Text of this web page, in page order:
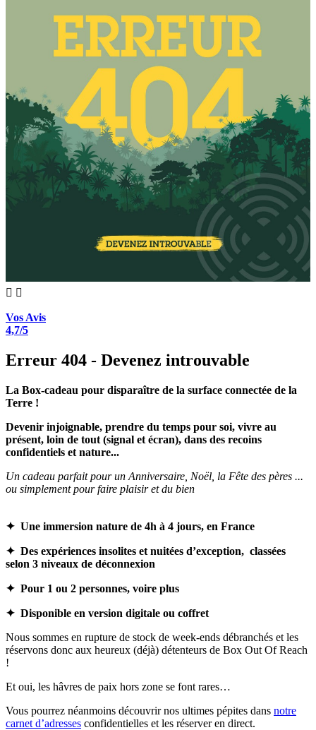
 
Vos Avis
4,7/5
Erreur 404 - Devenez introuvable
La Box-cadeau pour disparaître de la surface connectée de la
Terre !
Devenir injoignable, prendre du temps pour soi, vivre au
présent, loin de tout (signal et écran), dans des recoins
confidentiels et nature...
Un cadeau parfait pour un Anniversaire, Noël, la Fête des pères ...
ou simplement pour faire plaisir et du bien
✦ Une immersion nature de 4h à 4 jours, en France
✦ Des expériences insolites et nuitées d’exception, classées
selon 3 niveaux de déconnexion
✦ Pour 1 ou 2 personnes, voire plus
✦ Disponible en version digitale ou coffret
Nous sommes en rupture de stock de week-ends débranchés et les
réservons donc aux heureux (déjà) détenteurs de Box Out Of Reach
!
Et oui, les hâvres de paix hors zone se font rares…
Vous pourrez néanmoins découvrir nos ultimes pépites dans notre
carnet d’adresses confidentielles et les réserver en direct.